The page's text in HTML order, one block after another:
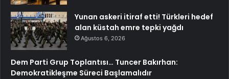
Yunan askeri itiraf etti! Türkleri hedef
alan küstah emre tepki yağdı
Ağustos 6, 2026
Dem Parti Grup Toplantısı… Tuncer Bakırhan:
Demokratikleşme Süreci Başlamalıdır